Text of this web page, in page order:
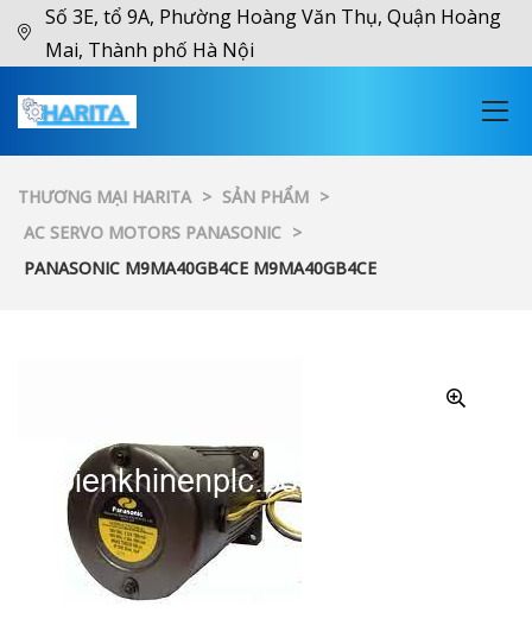
Số 3E, tổ 9A, Phường Hoàng Văn Thụ, Quận Hoàng
Mai, Thành phố Hà Nội
THƯƠNG MẠI HARITA > SẢN PHẨM >
AC SERVO MOTORS PANASONIC >
PANASONIC M9MA40GB4CE M9MA40GB4CE